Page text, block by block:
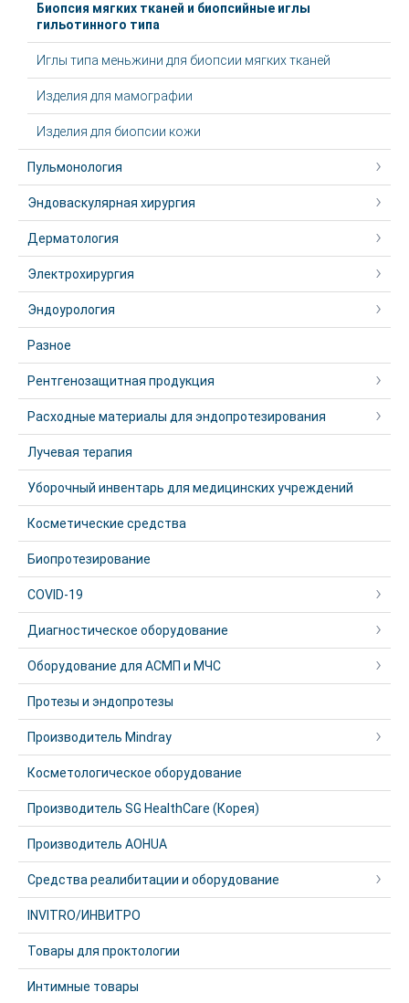
Биопсия мягких тканей и биопсийные иглы
гильотинного типа
Иглы типа меньжини для биопсии мягких тканей
Изделия для мамографии
Изделия для биопсии кожи
Пульмонология
Эндоваскулярная хирургия
Дерматология
Электрохирургия
Эндоурология
Разное
Рентгенозащитная продукция
Расходные материалы для эндопротезирования
Лучевая терапия
Уборочный инвентарь для медицинских учреждений
Косметические средства
Биопротезирование
COVID-19
Диагностическое оборудование
Оборудование для АСМП и МЧС
Протезы и эндопротезы
Производитель Mindray
Косметологическое оборудование
Производитель SG HealthCare (Корея)
Производитель AOHUA
Средства реалибитации и оборудование
INVITRO/ИНВИТРО
Товары для проктологии
Интимные товары